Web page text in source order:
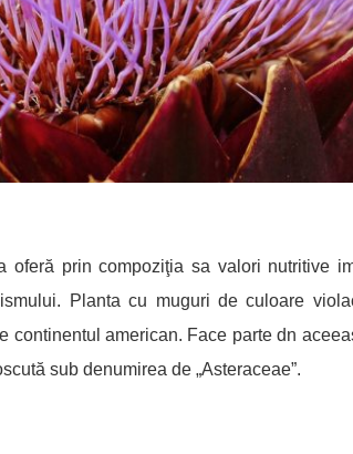
oferă prin compoziţia sa valori nutritive
Planta cu muguri de culoare
continentul american. Face parte dn
sub denumirea de „Asteraceae”.